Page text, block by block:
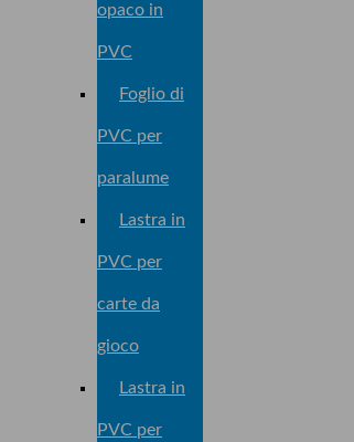
opaco in
PVC
Foglio di
PVC per
paralume
Lastra in
PVC per
carte da
gioco
Lastra in
PVC per